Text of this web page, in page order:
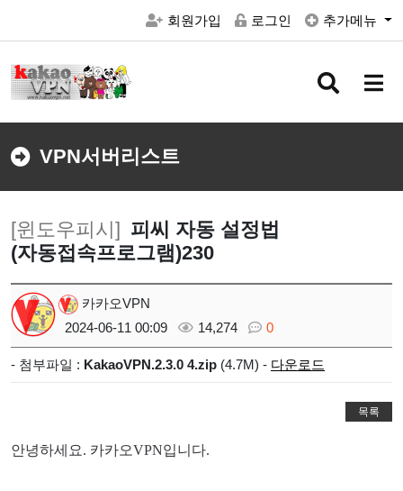
회원가입 로그인 추가메뉴
검
버
메
버
VPN서버리스트
[윈도우피시] 피씨 자동 설정법
(자동접속프로그램)230
카카오VPN
2024-06-11 00:09
14,274 0
- 첨부파일 : KakaoVPN.2.3.0 4.zip (4.7M) - 다운로드
목록
안녕하세요. 카카오VPN입니다.